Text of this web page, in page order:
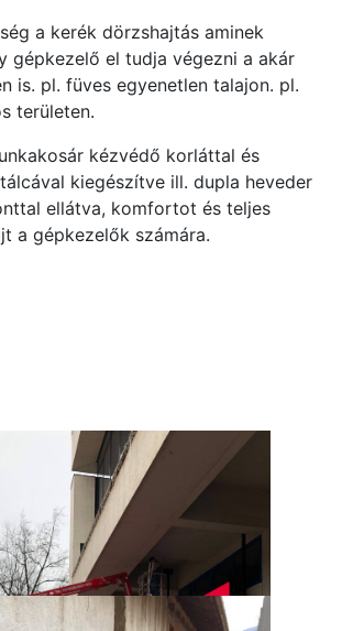
a kerék dörzshajtás aminek
gépkezelő el tudja végezni a akár
is. pl. füves egyenetlen talajon. pl.
területen.
kézvédő korláttal és
kiegészítve ill. dupla heveder
ellátva, komfortot és teljes
a gépkezelők számára.